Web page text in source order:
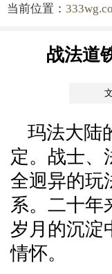
当前位置：
战法道
玛法大陆
定。战士、
全迥异的玩
系。二十年
岁月的沉淀
情怀。